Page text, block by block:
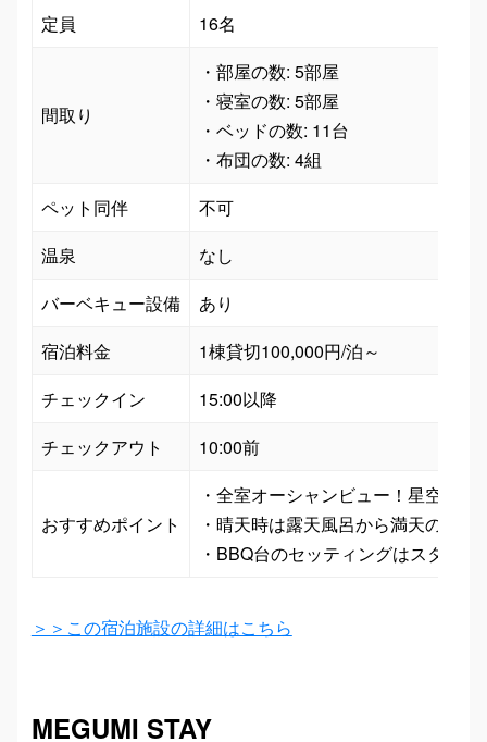
定員
間取り
・部屋の数: 5部屋
・寝室の数: 5部屋
・ベッドの数: 11台
・布団の数: 4組
ペット同伴
不可
温泉
なし
バーベキュー設備
あり
宿泊料金
1棟貸切100,000円/泊～
チェックイン
15:00以降
チェックアウト
10:00前
おすすめポイント
・全室オーシャンビュー！星空や
・晴天時は露天風呂から満天の星
＞＞この宿泊施設の詳細はこちら
MEGUMI STAY